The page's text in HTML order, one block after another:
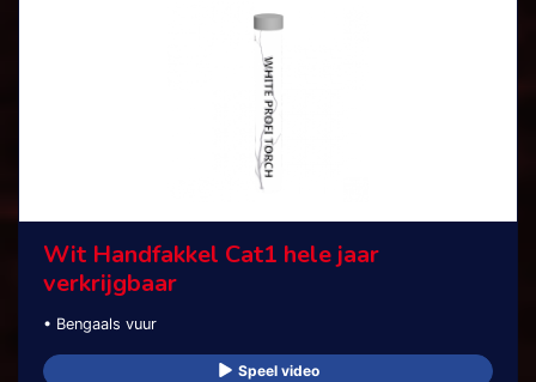
Wit Handfakkel Cat1 hele jaar
verkrijgbaar
• Bengaals vuur
Speel video